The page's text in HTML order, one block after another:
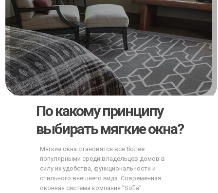
По какому принципу
выбирать мягкие окна?
Мягкие окна становятся все более
популярными среди владельцев домов в
силу их удобства, функциональности и
стильного внешнего вида. Современная
оконная система компания "Sofia"